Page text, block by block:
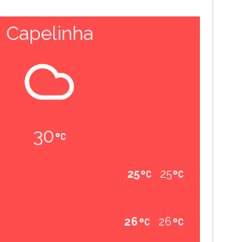
Capelinha
30
25
25
26
26